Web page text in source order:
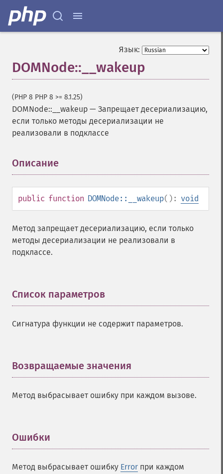
Язык:
DOMNode::__wakeup
(PHP 8 PHP 8 >= 8.1.25)
DOMNode::__wakeup — Запрещает десериализацию,
если только методы десериализации не
реализовали в подклассе
Описание
public function DOMNode::__wakeup(): void
Метод запрещает десериализацию, если только
методы десериализации не реализовали в
подклассе.
Список параметров
Сигнатура функции не содержит параметров.
Возвращаемые значения
Метод выбрасывает ошибку при каждом вызове.
Ошибки
Метод выбрасывает ошибку Error при каждом